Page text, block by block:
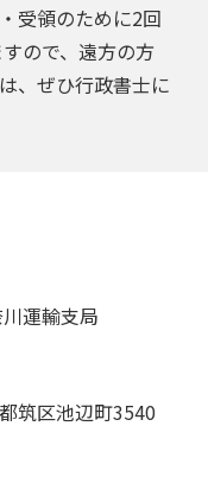
受領のために2回
ので、遠方の方
、ぜひ行政書士に
運輸支局
筑区池辺町3540